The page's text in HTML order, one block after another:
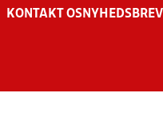
KONTAKT OS NYHEDSBREV